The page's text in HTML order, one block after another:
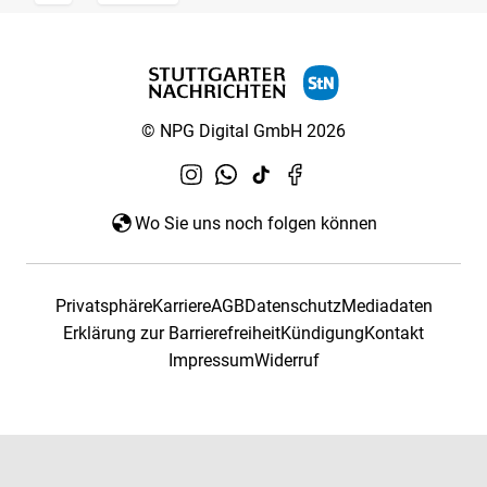
© NPG Digital GmbH 2026
Wo Sie uns noch folgen können
PrivatsphäreKarriereAGBDatenschutzMediadaten
Erklärung zur BarrierefreiheitKündigungKontakt
ImpressumWiderruf